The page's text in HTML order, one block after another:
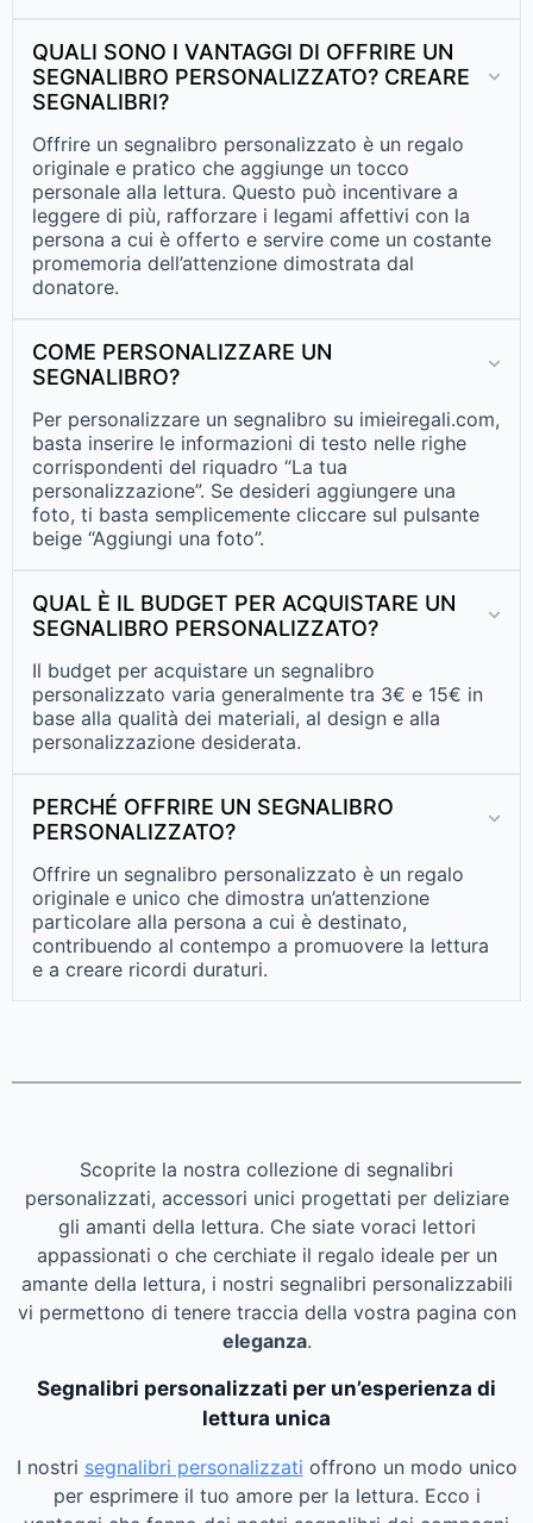
QUALI SONO I VANTAGGI DI OFFRIRE UN
SEGNALIBRO PERSONALIZZATO? CREARE
SEGNALIBRI?
Offrire un segnalibro personalizzato è un regalo
originale e pratico che aggiunge un tocco
personale alla lettura. Questo può incentivare a
leggere di più, rafforzare i legami affettivi con la
persona a cui è offerto e servire come un costante
promemoria dell’attenzione dimostrata dal
donatore.
COME PERSONALIZZARE UN
SEGNALIBRO?
Per personalizzare un segnalibro su imieiregali.com,
basta inserire le informazioni di testo nelle righe
corrispondenti del riquadro “La tua
personalizzazione”. Se desideri aggiungere una
foto, ti basta semplicemente cliccare sul pulsante
beige “Aggiungi una foto”.
QUAL È IL BUDGET PER ACQUISTARE UN
SEGNALIBRO PERSONALIZZATO?
Il budget per acquistare un segnalibro
personalizzato varia generalmente tra 3€ e 15€ in
base alla qualità dei materiali, al design e alla
personalizzazione desiderata.
PERCHÉ OFFRIRE UN SEGNALIBRO
PERSONALIZZATO?
Offrire un segnalibro personalizzato è un regalo
originale e unico che dimostra un’attenzione
particolare alla persona a cui è destinato,
contribuendo al contempo a promuovere la lettura
e a creare ricordi duraturi.
Scoprite la nostra collezione di segnalibri
personalizzati, accessori unici progettati per deliziare
gli amanti della lettura. Che siate voraci lettori
appassionati o che cerchiate il regalo ideale per un
amante della lettura, i nostri segnalibri personalizzabili
vi permettono di tenere traccia della vostra pagina con
eleganza.
Segnalibri personalizzati per un’esperienza di
lettura unica
I nostri segnalibri personalizzati offrono un modo unico
per esprimere il tuo amore per la lettura. Ecco i